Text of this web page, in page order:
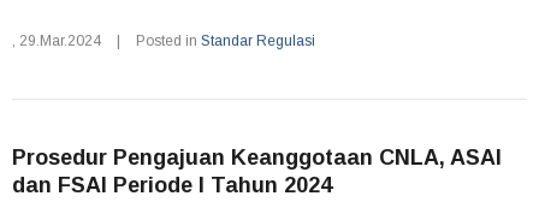
, 29.Mar.2024 Posted in Standar Regulasi
Prosedur Pengajuan Keanggotaan CNLA, ASAI
dan FSAI Periode I Tahun 2024